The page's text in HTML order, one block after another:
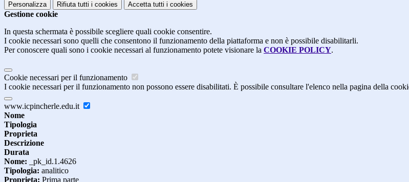
Personalizza Rifiuta tutti i cookies Accetta tutti i cookies
Gestione cookie
In questa schermata è possibile scegliere quali cookie consentire.
I cookie necessari sono quelli che consentono il funzionamento della piattaforma e non è possibile disabilitarli.
Per conoscere quali sono i cookie necessari al funzionamento potete visionare la COOKIE POLICY.
Cookie necessari per il funzionamento
I cookie necessari per il funzionamento non possono essere disabilitati. È possibile consultare l'elenco nella pagina della
www.icpincherle.edu.it
Nome
Tipologia
Proprieta
Descrizione
Durata
Nome: _pk_id.1.4626
Tipologia: analitico
Proprieta: Prima parte